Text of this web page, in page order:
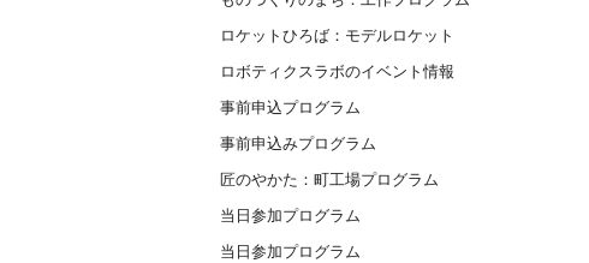
ロケットひろば：モデルロケット
ロボティクスラボのイベント情報
事前申込プログラム
事前申込みプログラム
匠のやかた：町工場プログラム
当日参加プログラム
当日参加プログラム